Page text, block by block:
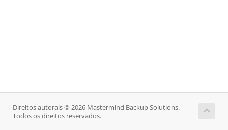
Direitos autorais © 2026 Mastermind Backup Solutions.
Todos os direitos reservados.